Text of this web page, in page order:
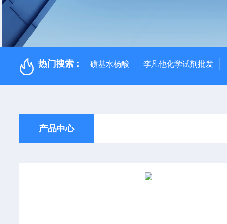
热门搜索： 磺基水杨酸 李凡他化学试剂批发
产品中心